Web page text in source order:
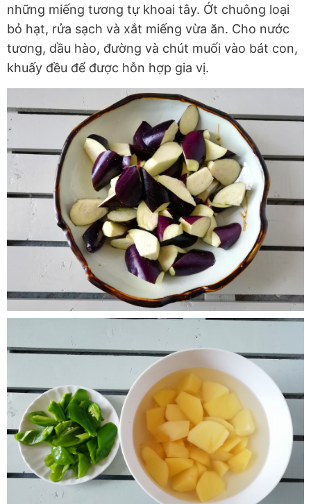
những miếng tương tự khoai tây. Ớt chuông loại
bỏ hạt, rửa sạch và xắt miếng vừa ăn. Cho nước
tương, dầu hào, đường và chút muối vào bát con,
khuấy đều để được hỗn hợp gia vị.